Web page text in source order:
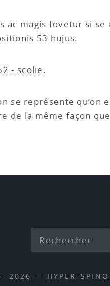
ac magis fovetur si
53 hujus.
- scolie.
se représente
de la même façon
2026 — HYPER-